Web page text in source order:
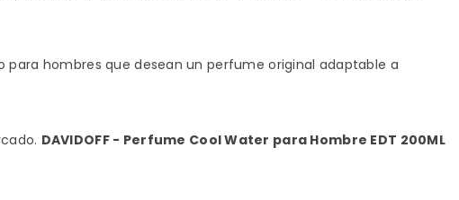
para hombres que desean un perfume original adaptable a
DAVIDOFF - Perfume Cool Water para Hombre EDT 200ML